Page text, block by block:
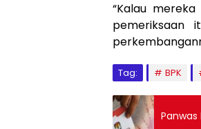
“Kalau
pemeriksaan
Tag: BPK